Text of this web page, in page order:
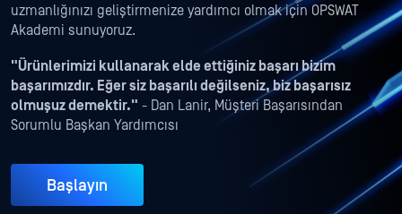
uzmanlığınızı geliştirmenize yardımcı olmak için OPSWAT
Akademi sunuyoruz.
"Ürünlerimizi kullanarak elde ettiğiniz başarı bizim
başarımızdır. Eğer siz başarılı değilseniz, biz başarısız
olmuşuz demektir." - Dan Lanir, Müşteri Başarısından
Sorumlu Başkan Yardımcısı
Başlayın